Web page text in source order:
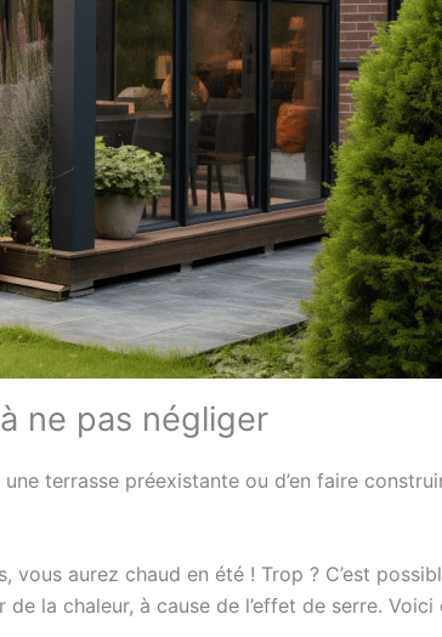
ne pas négliger
terrasse préexistante ou d’en faire
aurez chaud en été ! Trop ? C’est
la chaleur, à cause de l’effet de serre.